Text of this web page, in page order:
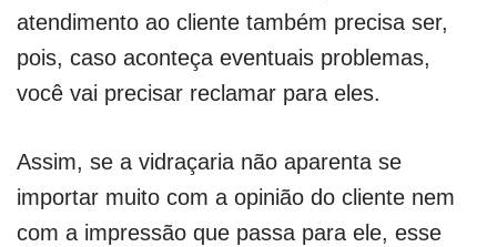
atendimento ao cliente também precisa ser,
pois, caso aconteça eventuais problemas,
você vai precisar reclamar para eles.
Assim, se a vidraçaria não aparenta se
importar muito com a opinião do cliente nem
com a impressão que passa para ele, esse